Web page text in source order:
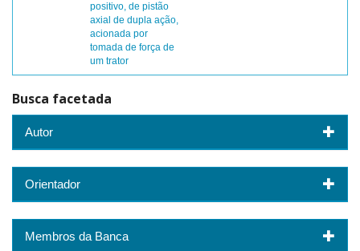
positivo, de pistão
axial de dupla ação,
acionada por
tomada de força de
um trator
Busca facetada
Autor
Orientador
Membros da Banca